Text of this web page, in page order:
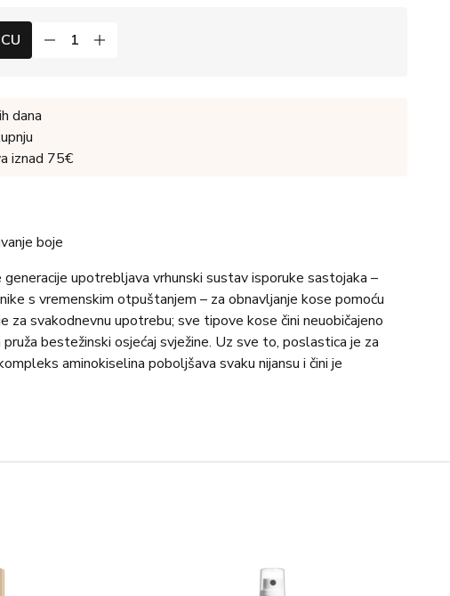
dana
iznad 75€
boje
upotrebljava vrhunski sustav isporuke sastojaka –
s vremenskim otpuštanjem – za obnavljanje kose pomoću
za svakodnevnu upotrebu; sve tipove kose čini neuobičajeno
bestežinski osjećaj svježine. Uz sve to, poslastica je za
aminokiselina poboljšava svaku nijansu i čini je
laganim, zavodljivim notama čistog ouda.
volumena.
aminokiselina kosu čini elastičnom i pomlađenom, a
kosu, umasirajte da biste stvorili pjenu i ostavite